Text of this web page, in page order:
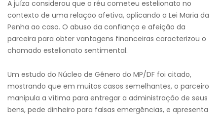
A juíza considerou que o réu cometeu estelionato no
contexto de uma relação afetiva, aplicando a Lei Maria da
Penha ao caso. O abuso da confiança e afeição da
parceira para obter vantagens financeiras caracterizou o
chamado estelionato sentimental.
Um estudo do Núcleo de Gênero do MP/DF foi citado,
mostrando que em muitos casos semelhantes, o parceiro
manipula a vítima para entregar a administração de seus
bens, pede dinheiro para falsas emergências, e apresenta